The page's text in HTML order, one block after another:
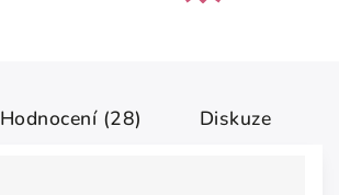
Hodnocení (28) Diskuze